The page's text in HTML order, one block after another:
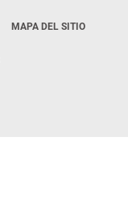
MAPA DEL SITIO